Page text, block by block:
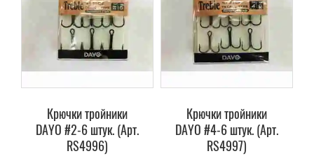
Крючки тройники
DAYO #2-6 штук. (Арт.
RS4996)
Крючки тройники
DAYO #4-6 штук. (Арт.
RS4997)